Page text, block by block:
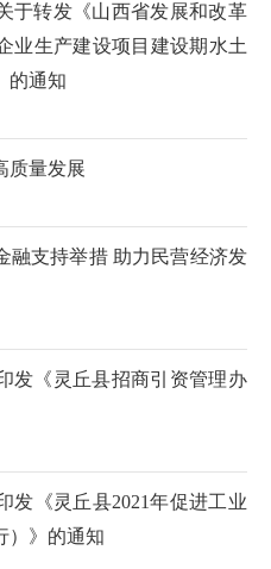
于转发《山西省发展和改革
业生产建设项目建设期水土
的通知
质量发展
融支持举措 助力民营经济发
发《灵丘县招商引资管理办
发《灵丘县2021年促进工业
）》的通知